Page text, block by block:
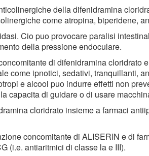
della difenidramina
come atropina, biperidene,
Cio puo provocare paralisi
della pressione endoculare.
di difenidramina cloridrato
come ipnotici, sedativi, tranquillanti,
e alcool puo indurre effetti non
capacita di guidare o di usare
cloridrato insieme a farmaci
concomitante di ALISERIN e di
(i.e. antiaritmici di classe la e III).